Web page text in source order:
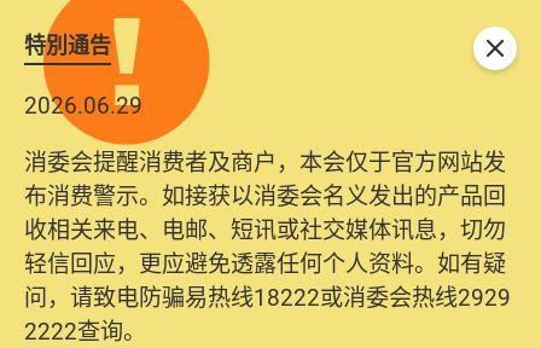
特別通告
2026.06.29
消委会提醒消费者及商户，本会仅于官方网站发
布消费警示。如接获以消委会名义发出的产品回
收相关来电、电邮、短讯或社交媒体讯息，切勿
轻信回应，更应避免透露任何个人资料。如有疑
问，请致电防骗易热线18222或消委会热线2929
2222查询。
关闭